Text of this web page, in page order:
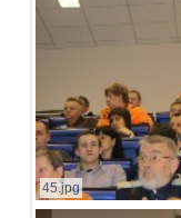
45.jpg